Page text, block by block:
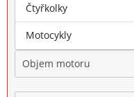
Značka
Objem motoru
Čtyřkolky
Motocykly